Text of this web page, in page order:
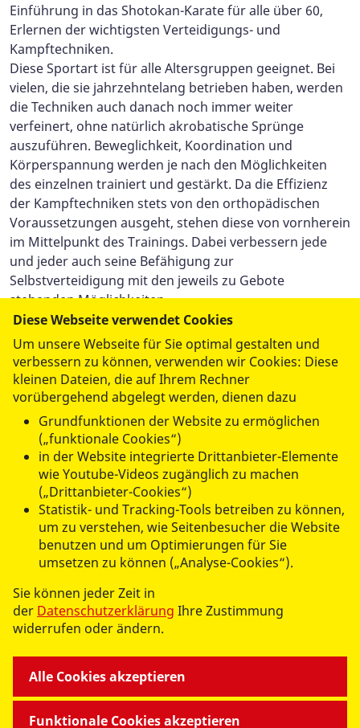
Einführung in das Shotokan-Karate für alle über 60,
Erlernen der wichtigsten Verteidigungs- und
Kampftechniken.
Diese Sportart ist für alle Altersgruppen geeignet. Bei
vielen, die sie jahrzehntelang betrieben haben, werden
die Techniken auch danach noch immer weiter
verfeinert, ohne natürlich akrobatische Sprünge
auszuführen. Beweglichkeit, Koordination und
Körperspannung werden je nach den Möglichkeiten
des einzelnen trainiert und gestärkt. Da die Effizienz
der Kampftechniken stets von den orthopädischen
Voraussetzungen ausgeht, stehen diese von vornherein
im Mittelpunkt des Trainings. Dabei verbessern jede
und jeder auch seine Befähigung zur
Selbstverteidigung mit den jeweils zu Gebote
stehenden Möglichkeiten.
Termin: Wöchentlich mittwochs von 20.00 Uhr bis 21.30
Uhr (z.Z. integriert in das Training für Jugendliche und
Erwachsene).
Kursleiter
Ulrich Schulze, 3. Dan, mit Wettkampferfolgen, B-
Trainerlizenz des DOSB, B-Prüferlizenz im Deutschen
Karate-Verband, Tel.: 03322-43 25 176, in Verbindung
mit dem Verein Miyako Kase Ha Karate e. V.
www.miyako-karate.de)
UNSERE ANGEBOTE
Diese Webseite verwendet Cookies
Um unsere Webseite für Sie optimal gestalten und
verbessern zu können, verwenden wir Cookies: Diese
kleinen Dateien, die auf Ihrem Rechner
vorübergehend abgelegt werden, dienen dazu
Grundfunktionen der Website zu ermöglichen
(„funktionale Cookies“)
in der Website integrierte Drittanbieter-Elemente
wie Youtube-Videos zugänglich zu machen
(„Drittanbieter-Cookies“)
Statistik- und Tracking-Tools betreiben zu können,
um zu verstehen, wie Seitenbesucher die Website
benutzen und um Optimierungen für Sie
umsetzen zu können („Analyse-Cookies“).
Sie können jeder Zeit in
der Datenschutzerklärung Ihre Zustimmung
widerrufen oder ändern.
Funktionale Cookies akzeptieren
Alle Cookies akzeptieren